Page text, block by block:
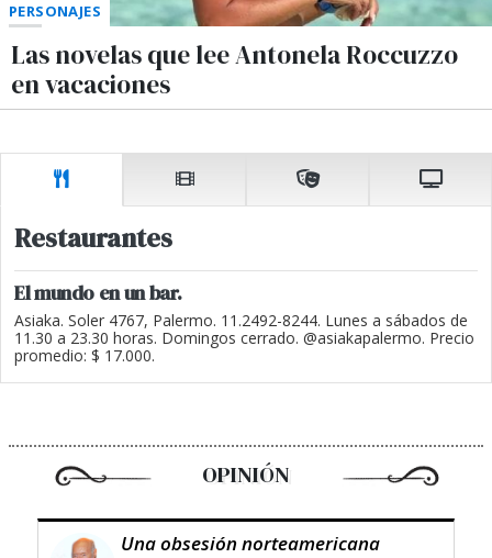
PERSONAJES
Las novelas que lee Antonela Roccuzzo
en vacaciones
Restaurantes
El mundo en un bar.
Asiaka. Soler 4767, Palermo. 11.2492-8244. Lunes a sábados de
11.30 a 23.30 horas. Domingos cerrado. @asiakapalermo. Precio
promedio: $ 17.000.
OPINIÓN
Una obsesión norteamericana